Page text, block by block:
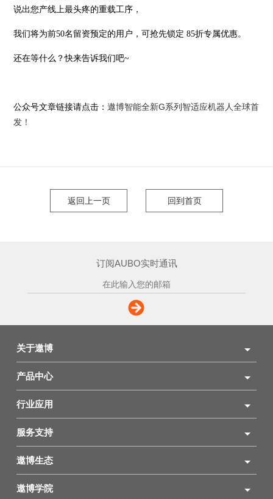
说出您产线上最头疼的重载工序，
我们将为前50名留资预定的用户，可抢先锁定 85折专属优惠。
还在等什么？快来告诉我们吧~
公众号文章链接请点击：遨博智能全新G系列智适应机器人全球首
发！
返回上一页 回到首页
订阅AUBO实时通讯
关于遨博
产品中心
行业应用
服务支持
遨博生态
遨博学院